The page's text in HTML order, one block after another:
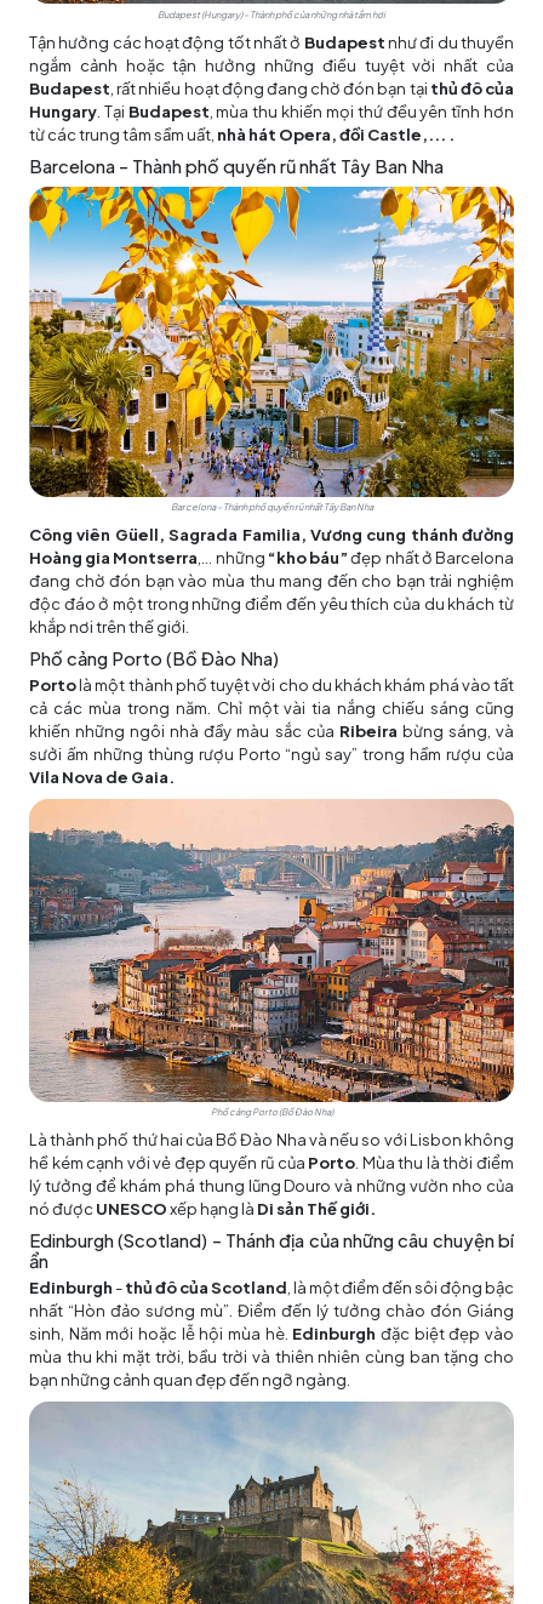
Budapest (Hungary) – Thành phố của những nhà tắm hơi
Tận hưởng các hoạt động tốt nhất ở Budapestnhư đi du thuyền
ngắm cảnh hoặc tận hưởng những điều tuyệt vời nhất của
Budapest , rất nhiều hoạt động đang chờ đón bạn tại thủ đô của
Hungary . Tại Budapest , mùa thu khiến mọi thứ đều yên tĩnh hơn
từ các trung tâm sầm uất, nhà hát Opera, đồi Castle,... .
Barcelona – Thành phố quyến rũ nhất Tây Ban Nha
Barcelona – Thành phố quyến rũ nhất Tây Ban Nha
Công viên Güell, Sagrada Familia, Vương cung thánh đường
Hoàng gia Montserra ,… những “kho báu”đẹp nhất ở Barcelona
đang chờ đón bạn vào mùa thu mang đến cho bạn trải nghiệm
độc đáo ở một trong những điểm đến yêu thích của du khách từ
khắp nơi trên thế giới.
Phố cảng Porto (Bồ Đào Nha)
Portolà một thành phố tuyệt vời cho du khách khám phá vào tất
cả các mùa trong năm. Chỉ một vài tia nắng chiếu sáng cũng
khiến những ngôi nhà đầy màu sắc của Ribeira bừng sáng, và
sưởi ấm những thùng rượu Porto “ngủ say” trong hầm rượu của
Vila Nova de Gaia.
Phố cảng Porto (Bồ Đào Nha)
Là thành phố thứ hai của Bồ Đào Nha và nếu so với Lisbon không
hề kém cạnh với vẻ đẹp quyến rũ của Porto . Mùa thu là thời điểm
lý tưởng để khám phá thung lũng Douro và những vườn nho của
nó được UNESCOxếp hạng là Di sản Thế giới.
Edinburgh (Scotland) – Thánh địa của những câu chuyện bí
ẩn
Edinburgh -thủ đô của Scotland , là một điểm đến sôi động bậc
nhất “Hòn đảo sương mù”. Điểm đến lý tưởng chào đón Giáng
sinh, Năm mới hoặc lễ hội mùa hè. Edinburgh đặc biệt đẹp vào
mùa thu khi mặt trời, bầu trời và thiên nhiên cùng ban tặng cho
bạn những cảnh quan đẹp đến ngỡ ngàng.